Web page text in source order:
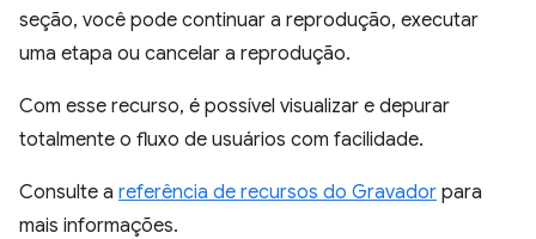
seção, você pode continuar a reprodução, executar
uma etapa ou cancelar a reprodução.
Com esse recurso, é possível visualizar e depurar
totalmente o fluxo de usuários com facilidade.
Consulte a referência de recursos do Gravador para
mais informações.